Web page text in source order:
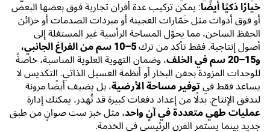
خيارًا ذكيًا أيضًا: يمكن تركيب عدة أفران تجارية فوق بعضها البعض
أو فوق أدوات مثل خَمّارات العجينة أو مبردات الصدمات أو خزائن
الحفظ الساخن، مما يحوّل المساحة الرأسية غير المستغلة إلى
أصول إنتاجية. فقط تأكد من ترك
5–10 سم من الفراغ الجانبي،
و15–20 سم في الخلف
، وضمان التهوية العلوية المناسبة، خاصةً
للوحدات المزودة بحقن البخار أو أنظمة الغسيل الذاتي. التكديس لا
يساعد فقط في توفير مساحة الأرضية، بل يضيف أيضًا مرونة
لتدفق الإنتاج. بدلًا من إعداد دفعات كبيرة قد تُهدر، يمكنك إدارة
عمليات طهي متعددة في آنٍ واحد، مثل خبز ست صوانٍ من طبق
جديد بينما يستمر الفرن الرئيسي في الخدمة.